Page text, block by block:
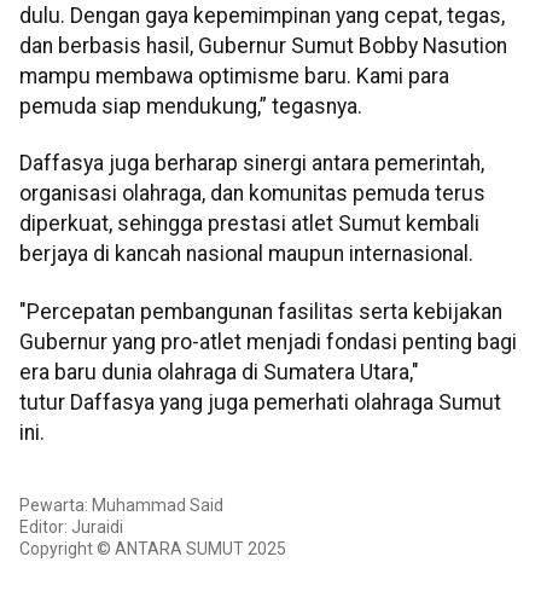
dulu. Dengan gaya kepemimpinan yang cepat, tegas,
dan berbasis hasil, Gubernur Sumut Bobby Nasution
mampu membawa optimisme baru. Kami para
pemuda siap mendukung,” tegasnya.
Daffasya juga berharap sinergi antara pemerintah,
organisasi olahraga, dan komunitas pemuda terus
diperkuat, sehingga prestasi atlet Sumut kembali
berjaya di kancah nasional maupun internasional.
"Percepatan pembangunan fasilitas serta kebijakan
Gubernur yang pro-atlet menjadi fondasi penting bagi
era baru dunia olahraga di Sumatera Utara,"
tutur Daffasya yang juga pemerhati olahraga Sumut
ini.
Pewarta: Muhammad Said
Editor: Juraidi
Copyright © ANTARA SUMUT 2025